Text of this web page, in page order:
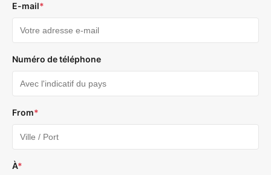
E-mail*
Numéro de téléphone
From*
À*